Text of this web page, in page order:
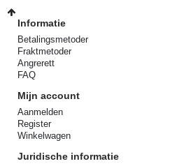
Informatie
Betalingsmetoder
Fraktmetoder
Angrerett
FAQ
Mijn account
Aanmelden
Register
Winkelwagen
Juridische informatie